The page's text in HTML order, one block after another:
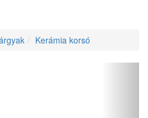
Kerámia korsó